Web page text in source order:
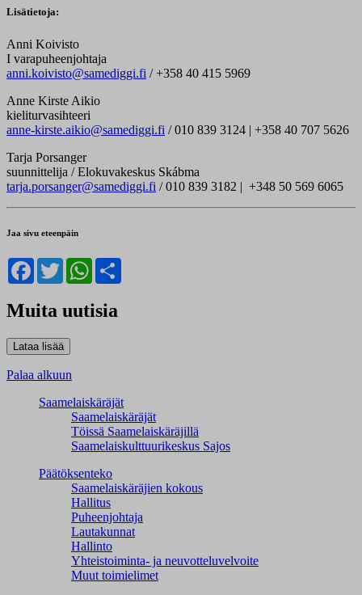
Lisätietoja:
Anni Koivisto
I varapuheenjohtaja
anni.koivisto@samediggi.fi / +358 40 415 5969
Anne Kirste Aikio
kieliturvasihteeri
anne-kirste.aikio@samediggi.fi / 010 839 3124 | +358 40 707 5626
Tarja Porsanger
suunnittelija / Elokuvakeskus Skábma
tarja.porsanger@samediggi.fi / 010 839 3182 | +348 50 569 6065
Jaa sivu eteenpäin
Facebook
TwitterWhatsApp
Muita uutisia
Palaa alkuun
Saamelaiskäräjät
Saamelaiskäräjät
Töissä Saamelaiskäräjillä
Saamelaiskulttuuri­keskus Sajos
Päätöksenteko
Saamelaiskäräjien kokous
Hallitus
Puheenjohtaja
Lautakunnat
Hallinto
Yhteistoiminta- ja neuvotteluvelvoite
Muut toimielimet